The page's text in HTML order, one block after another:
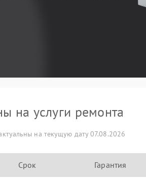
на услуги ремонта
на текущую дату 07.08.2026
Срок Гарантия